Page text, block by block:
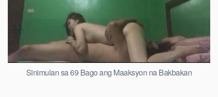
Sinimulan sa 69 Bago ang Maaksyon na Bakbakan